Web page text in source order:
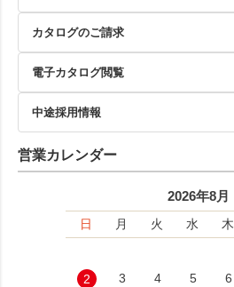
カタログのご請求
電子カタログ閲覧
中途採用情報
営業カレンダー
2026年8月
日 月 火 水 木
2
3 4 5 6